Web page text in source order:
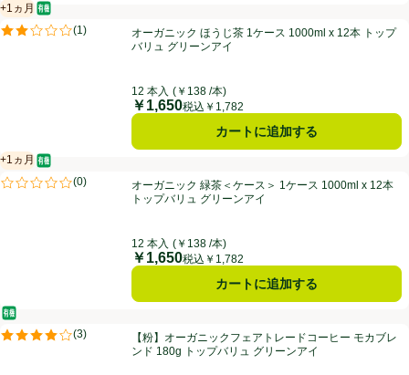
オーガニック ほうじ茶 1ケース 1000ml x 12本 トップバリュ グリーン
+1ヵ月
賞味・消費期限保証：1ヵ月
オーガニック/有機
(1 )
評価は1件のレビューで5点中2.0点。オーガニック ほうじ茶 1ケース 1000ml x 12本 トップ
バリュ グリーンアイ
12 本入 (￥138 /本)
価格
￥1,650税込￥1,782
カートに追加する
オーガニック 緑茶＜ケース＞ 1ケース 1000ml x 12本 トップバリュ グ
+1ヵ月
賞味・消費期限保証：1ヵ月
オーガニック/有機
(0)
評価は0件のレビューで5点中0.0点。オーガニック 緑茶＜ケース＞ 1ケース 1000ml x 12本
トップバリュ グリーンアイ
12 本入 (￥138 /本)
価格
￥1,650税込￥1,782
カートに追加する
【粉】オーガニックフェアトレードコーヒー モカブレンド 180g トッ
オーガニック/有機
(3)
評価は3件のレビューで5点中4.0点。【粉】オーガニックフェアトレードコーヒー モカブレ
ンド 180g トップバリュ グリーンアイ